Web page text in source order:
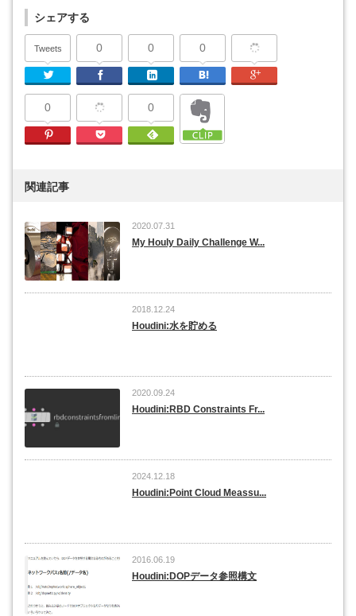
シェアする
Tweets
Twitter
0
Facebook
0
Linkedin
0
はてなブックマーク
0
Pinterest Pocket
0
Feedly
関連記事
2020.07.31
My Houly Daily Challenge W...
2018.12.24
Houdini:水を貯める
2020.09.24
Houdini:RBD Constraints Fr...
2024.12.18
Houdini:Point Cloud Meassu...
2016.06.19
Houdini:DOPデータ参照構文